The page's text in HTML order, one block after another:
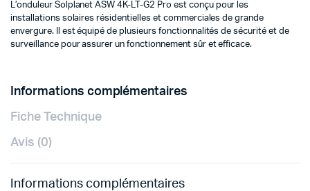
L’onduleur Solplanet ASW 4K-LT-G2 Pro est conçu pour les
installations solaires résidentielles et commerciales de grande
envergure. Il est équipé de plusieurs fonctionnalités de sécurité et de
surveillance pour assurer un fonctionnement sûr et efficace.
Informations complémentaires
Fiche Technique
Avis (0)
Informations complémentaires